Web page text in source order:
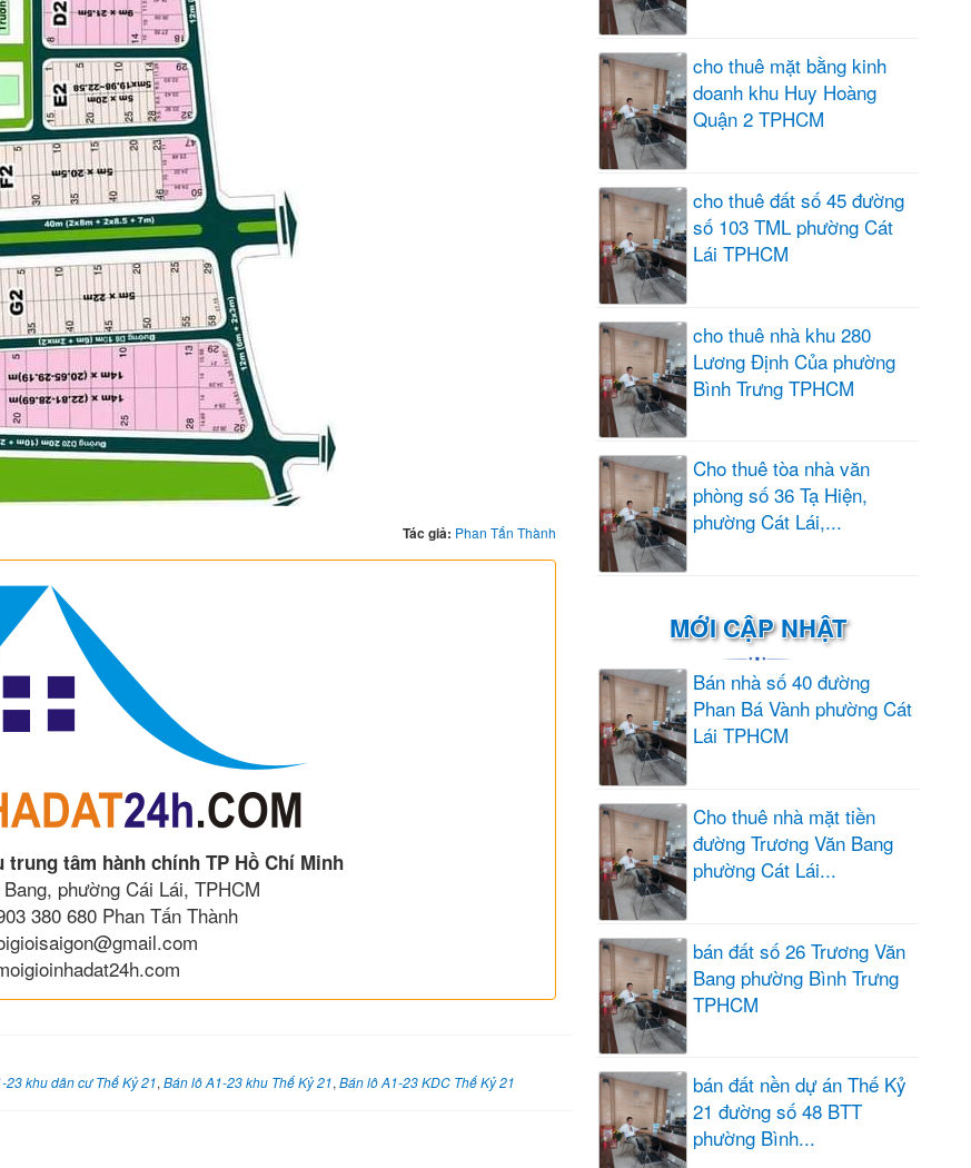
Tác giả: Phan Tấn Thành
tâm hành chính TP Hồ Chí Minh
phường Cái Lái, TPHCM
380 680 Phan Tấn Thành
23 khu dân cư Thế Kỷ 21, Bán lô A1-23 khu Thế Kỷ 21, Bán lô A1-23 KDC Thế Kỷ 21
cho thuê mặt bằng kinh
doanh khu Huy Hoàng
Quận 2 TPHCM
cho thuê đất số 45 đường
số 103 TML phường Cát
Lái TPHCM
cho thuê nhà khu 280
Lương Định Của phường
Bình Trưng TPHCM
Cho thuê tòa nhà văn
phòng số 36 Tạ Hiện,
phường Cát Lái,...
MỚI CẬP NHẬT
Bán nhà số 40 đường
Phan Bá Vành phường Cát
Lái TPHCM
Cho thuê nhà mặt tiền
đường Trương Văn Bang
phường Cát Lái...
bán đất số 26 Trương Văn
Bang phường Bình Trưng
TPHCM
bán đất nền dự án Thế Kỷ
21 đường số 48 BTT
phường Bình...